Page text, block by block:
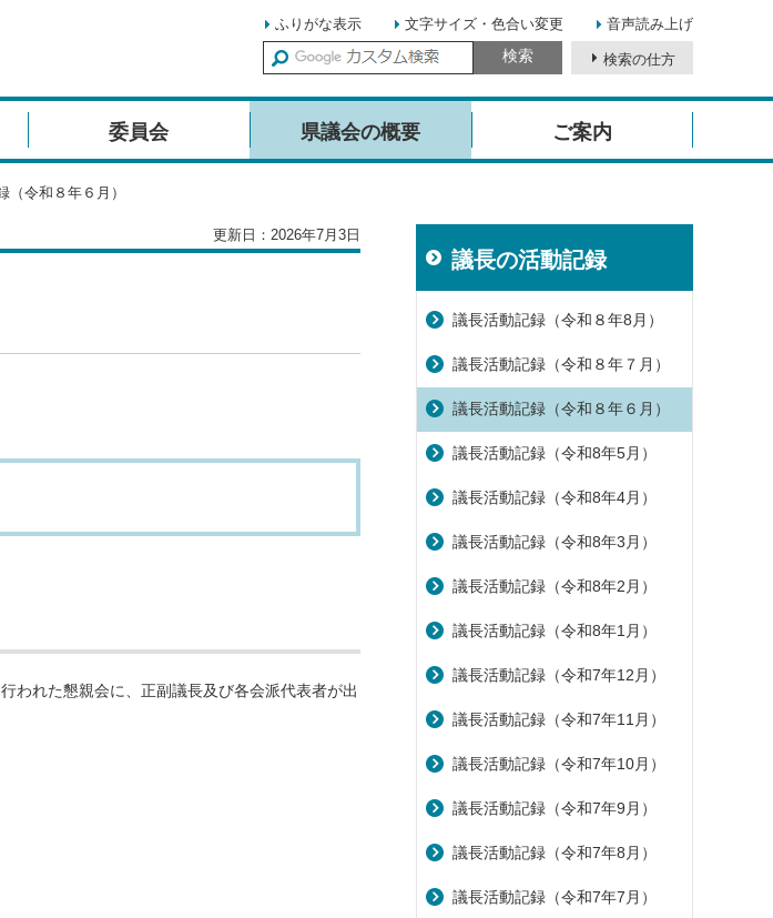
ふりがな表示 文字サイズ・色合い変更 音声読み上げ
検
検索の仕方
委員会 県議会の概要 ご案内
（令和８年６月）
更新日：2026年7月3日
われた懇親会に、正副議長及び各会派代表者が出
議長の活動記録
議長活動記録（令和８年8月）
議長活動記録（令和８年７月）
議長活動記録（令和８年６月）
議長活動記録（令和8年5月）
議長活動記録（令和8年4月）
議長活動記録（令和8年3月）
議長活動記録（令和8年2月）
議長活動記録（令和8年1月）
議長活動記録（令和7年12月）
議長活動記録（令和7年11月）
議長活動記録（令和7年10月）
議長活動記録（令和7年9月）
議長活動記録（令和7年8月）
議長活動記録（令和7年7月）